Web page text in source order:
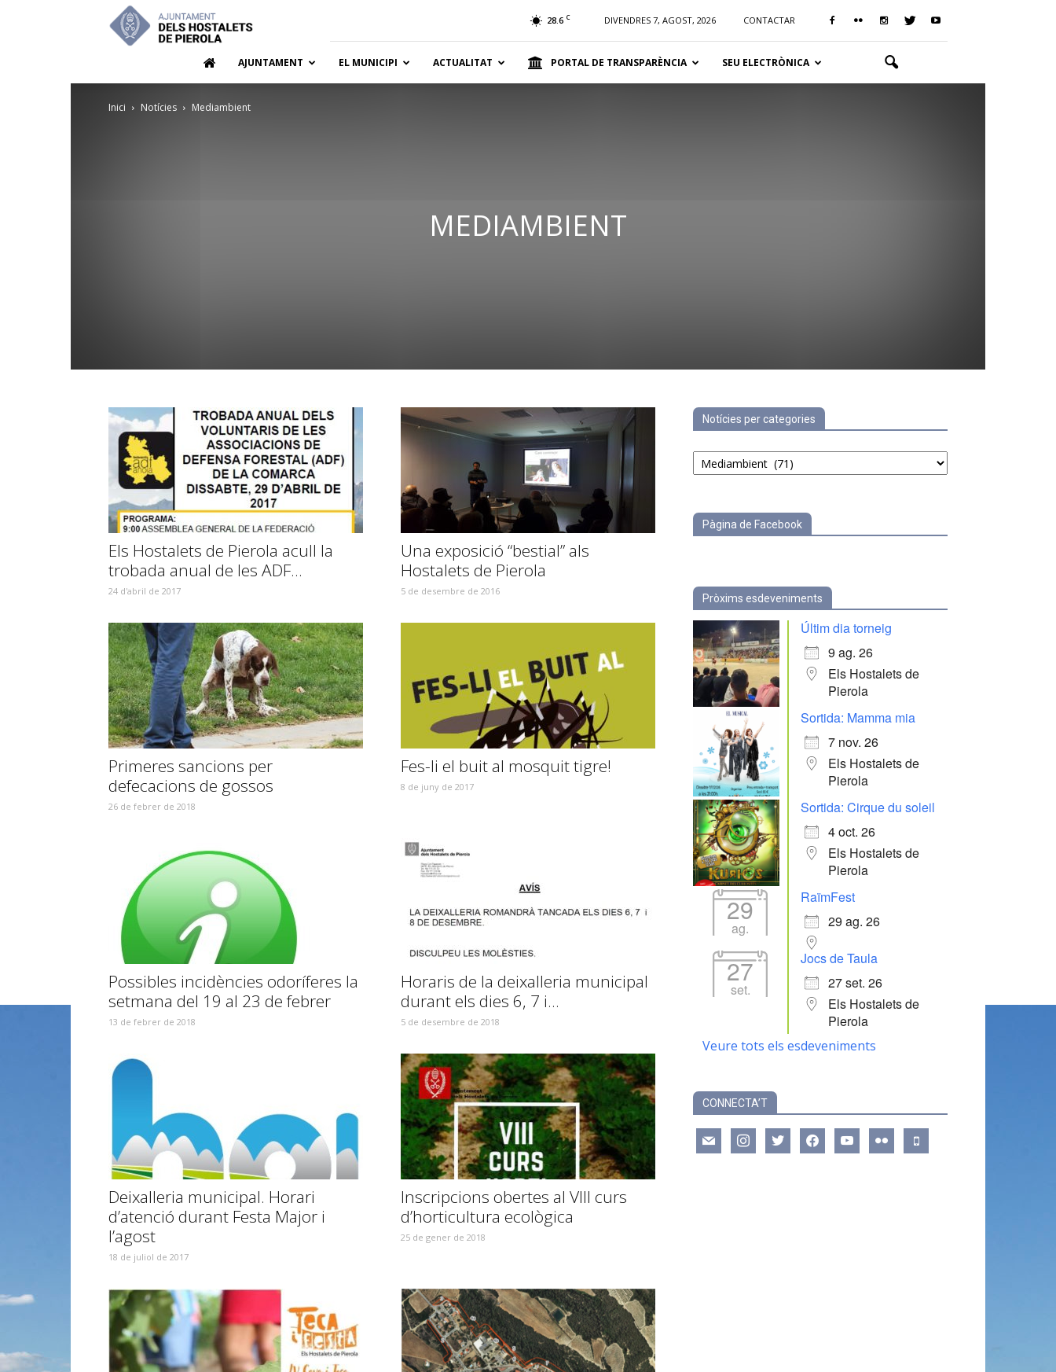
Hostalets
de
28.6 C DIVENDRES 7, AGOST, 2026 CONTACTAR
AJUNTAMENT EL MUNICIPI ACTUALITAT PORTAL DE TRANSPARÈNCIA SEU ELECTRÒNICA
Inici Notícies Mediambient
MEDIAMBIENT
Els Hostalets de Pierola acull la
trobada anual de les ADF...
24 d'abril de 2017
Una exposició “bestial” als
Hostalets de Pierola
5 de desembre de 2016
Primeres sancions per
defecacions de gossos
26 de febrer de 2018
Fes-li el buit al mosquit tigre!
8 de juny de 2017
Possibles incidències odoríferes la
setmana del 19 al 23 de febrer
13 de febrer de 2018
Horaris de la deixalleria municipal
durant els dies 6, 7 i...
5 de desembre de 2018
Deixalleria municipal. Horari
d’atenció durant Festa Major i
l’agost
18 de juliol de 2017
Inscripcions obertes al VIII curs
d’horticultura ecològica
25 de gener de 2018
Notícies per categories
Notícies
per
Pàgina de Facebook
Pròxims esdeveniments
Últim dia torneig
9 ag. 26
Els Hostalets de
Pierola
Sortida: Mamma mia
7 nov. 26
Els Hostalets de
Pierola
Sortida: Cirque du soleil
4 oct. 26
Els Hostalets de
Pierola
29
ag.
RaïmFest
29 ag. 26
27
set.
Jocs de Taula
27 set. 26
Els Hostalets de
Pierola
Veure tots els esdeveniments
CONNECTA’T
mail instagramtwitter facebookyoutube flickr mobile